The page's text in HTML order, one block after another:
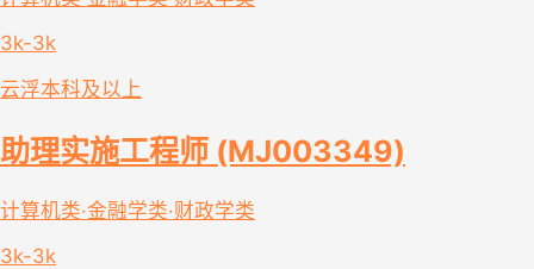
3k-3k
云浮本科及以上
助理实施工程师 (MJ003349)
计算机类·金融学类·财政学类
3k-3k